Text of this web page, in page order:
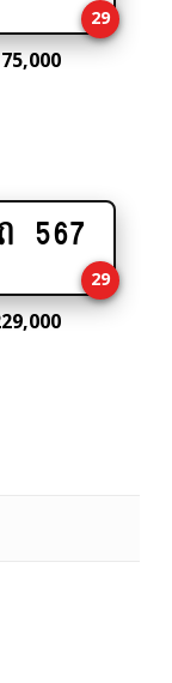
cart
29
Add
cart
567
29